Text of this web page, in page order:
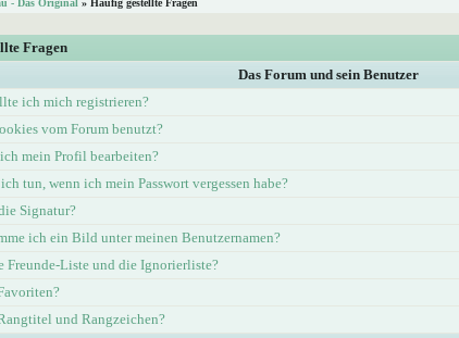
- Das Original » Häufig gestellte Fragen
Fragen
Das Forum und sein Benutzer
ich mich registrieren?
vom Forum benutzt?
mein Profil bearbeiten?
tun, wenn ich mein Passwort vergessen habe?
Signatur?
ich ein Bild unter meinen Benutzernamen?
Freunde-Liste und die Ignorierliste?
und Rangzeichen?